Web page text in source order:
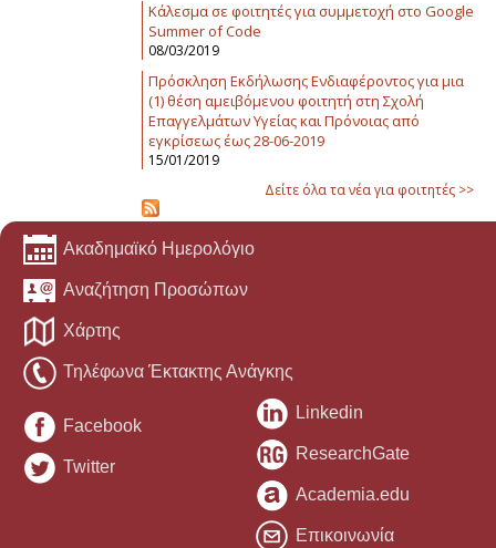
Κάλεσμα σε φοιτητές για συμμετοχή στο Google
Summer of Code
08/03/2019
Πρόσκληση Εκδήλωσης Ενδιαφέροντος για μια
(1) θέση αμειβόμενου φοιτητή στη Σχολή
Επαγγελμάτων Υγείας και Πρόνοιας από
εγκρίσεως έως 28-06-2019
15/01/2019
Δείτε όλα τα νέα για φοιτητές >>
Ακαδημαϊκό Ημερολόγιο
Αναζήτηση Προσώπων
Χάρτης
Τηλέφωνα Έκτακτης Ανάγκης
Facebook
Twitter
Linkedin
ResearchGate
Academia.edu
Επικοινωνία